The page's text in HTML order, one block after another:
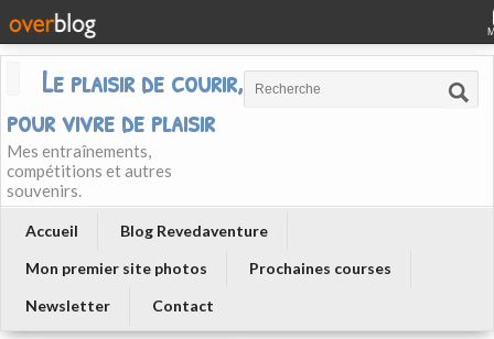
Le plaisir de courir, courir
pour vivre de plaisir
Mes entraînements,
compétitions et autres
souvenirs.
Accueil
Blog Revedaventure
Mon premier site photos
Prochaines courses
Newsletter
Contact